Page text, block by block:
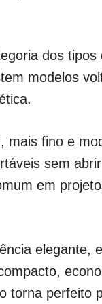
dos tipos
modelos
mais fino e
sem
em
elegante,
torna perfeito